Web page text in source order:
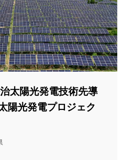
太陽光発電技術先導
陽光発電プロジェク